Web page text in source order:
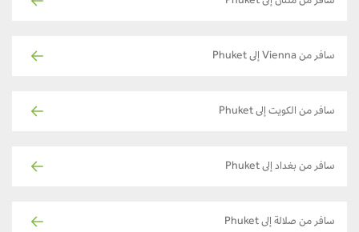
سافر من Vienna إلى Phuket
سافر من الكويت إلى Phuket
سافر من بغداد إلى Phuket
سافر من صلالة إلى Phuket